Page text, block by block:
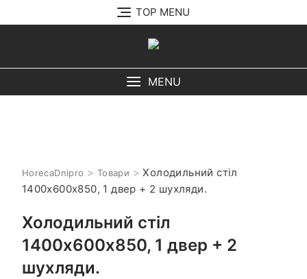
TOP MENU
MENU
HorecaDnipro > Товари >Холодильний стіл
1400х600х850, 1 двер + 2 шухляди.
Холодильний стіл
1400х600х850, 1 двер + 2
шухляди.